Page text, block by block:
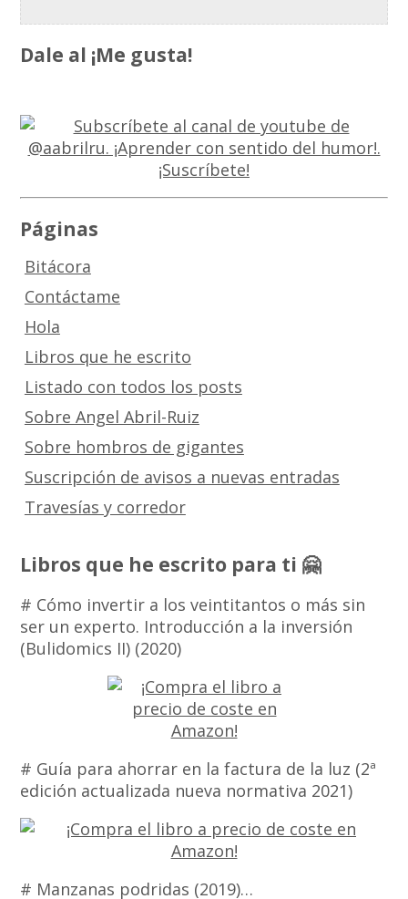
Dale al ¡Me gusta!
Páginas
Bitácora
Contáctame
Hola
Libros que he escrito
Listado con todos los posts
Sobre Angel Abril-Ruiz
Sobre hombros de gigantes
Suscripción de avisos a nuevas entradas
Travesías y corredor
Libros que he escrito para ti 🤗
# Cómo invertir a los veintitantos o más sin
ser un experto. Introducción a la inversión
(Bulidomics II) (2020)
# Guía para ahorrar en la factura de la luz (2ª
edición actualizada nueva normativa 2021)
# Manzanas podridas (2019)…